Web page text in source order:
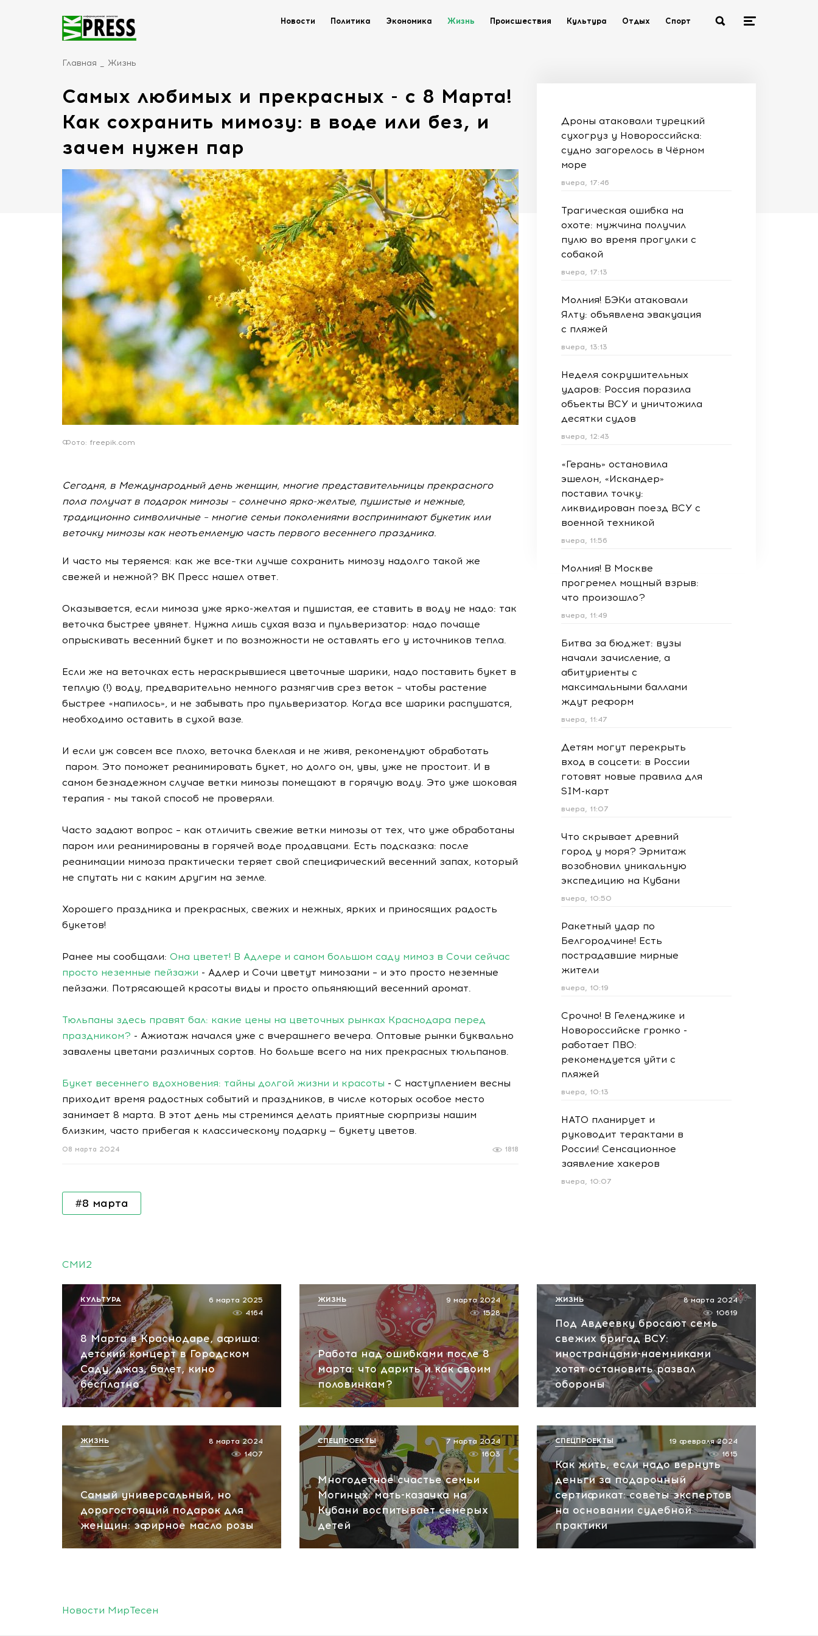
Новости Политика Экономика Жизнь Происшествия Культура Отдых Спорт
Главная Жизнь
Самых любимых и прекрасных - с 8 Марта!
Как сохранить мимозу: в воде или без, и
зачем нужен пар
Фото: freepik.com
Сегодня, в Международный день женщин, многие представительницы прекрасного
пола получат в подарок мимозы – солнечно ярко-желтые, пушистые и нежные,
традиционно символичные – многие семьи поколениями воспринимают букетик или
веточку мимозы как неотъемлемую часть первого весеннего праздника.
И часто мы теряемся: как же все-тки лучше сохранить мимозу надолго такой же
свежей и нежной? ВК Пресс нашел ответ.
Оказывается, если мимоза уже ярко-желтая и пушистая, ее ставить в воду не надо: так
веточка быстрее увянет. Нужна лишь сухая ваза и пульверизатор: надо почаще
опрыскивать весенний букет и по возможности не оставлять его у источников тепла.
Если же на веточках есть нераскрывшиеся цветочные шарики, надо поставить букет в
теплую (!) воду, предварительно немного размягчив срез веток – чтобы растение
быстрее «напилось», и не забывать про пульверизатор. Когда все шарики распушатся,
необходимо оставить в сухой вазе.
И если уж совсем все плохо, веточка блеклая и не живя, рекомендуют обработать
паром. Это поможет реанимировать букет, но долго он, увы, уже не простоит. И в
самом безнадежном случае ветки мимозы помещают в горячую воду. Это уже шоковая
терапия - мы такой способ не проверяли.
Часто задают вопрос – как отличить свежие ветки мимозы от тех, что уже обработаны
паром или реанимированы в горячей воде продавцами. Есть подсказка: после
реанимации мимоза практически теряет свой специфический весенний запах, который
не спутать ни с каким другим на земле.
Хорошего праздника и прекрасных, свежих и нежных, ярких и приносящих радость
букетов!
Ранее мы сообщали: Она цветет! В Адлере и самом большом саду мимоз в Сочи сейчас
просто неземные пейзажи - Адлер и Сочи цветут мимозами – и это просто неземные
пейзажи. Потрясающей красоты виды и просто опьяняющий весенний аромат.
Тюльпаны здесь правят бал: какие цены на цветочных рынках Краснодара перед
праздником? - Ажиотаж начался уже с вчерашнего вечера. Оптовые рынки буквально
завалены цветами различных сортов. Но больше всего на них прекрасных тюльпанов.
Букет весеннего вдохновения: тайны долгой жизни и красоты - С наступлением весны
приходит время радостных событий и праздников, в числе которых особое место
занимает 8 марта. В этот день мы стремимся делать приятные сюрпризы нашим
близким, часто прибегая к классическому подарку — букету цветов.
1818
08 марта 2024
#8 марта
Дроны атаковали турецкий
сухогруз у Новороссийска:
судно загорелось в Чёрном
море
вчера, 17:46
Трагическая ошибка на
охоте: мужчина получил
пулю во время прогулки с
собакой
вчера, 17:13
Молния! БЭКи атаковали
Ялту: объявлена эвакуация
с пляжей
вчера, 13:13
Неделя сокрушительных
ударов: Россия поразила
объекты ВСУ и уничтожила
десятки судов
вчера, 12:43
«Герань» остановила
эшелон, «Искандер»
поставил точку:
ликвидирован поезд ВСУ с
военной техникой
вчера, 11:56
Молния! В Москве
прогремел мощный взрыв:
что произошло?
вчера, 11:49
Битва за бюджет: вузы
начали зачисление, а
абитуриенты с
максимальными баллами
ждут реформ
вчера, 11:47
Детям могут перекрыть
вход в соцсети: в России
готовят новые правила для
SIM-карт
вчера, 11:07
Что скрывает древний
город у моря? Эрмитаж
возобновил уникальную
экспедицию на Кубани
вчера, 10:50
Ракетный удар по
Белгородчине! Есть
пострадавшие мирные
жители
вчера, 10:19
Срочно! В Геленджике и
Новороссийске громко -
работает ПВО:
рекомендуется уйти с
пляжей
вчера, 10:13
НАТО планирует и
руководит терактами в
России! Сенсационное
заявление хакеров
вчера, 10:07
СМИ2
8 Марта в Краснодаре, афиша:
детский концерт в Городском
Саду, джаз, балет, кино
бесплатно
6 марта 2025
4164
КУЛЬТУРА
Работа над ошибками после 8
марта: что дарить и как своим
половинкам?
9 марта 2024
1528
ЖИЗНЬ
Под Авдеевку бросают семь
свежих бригад ВСУ:
иностранцами-наемниками
хотят остановить развал
обороны
8 марта 2024
10619
ЖИЗНЬ
Самый универсальный, но
дорогостоящий подарок для
женщин: эфирное масло розы
8 марта 2024
1407
ЖИЗНЬ
Многодетное счастье семьи
Могиных: мать-казачка на
Кубани воспитывает семерых
детей
7 марта 2024
1603
СПЕЦПРОЕКТЫ
Как жить, если надо вернуть
деньги за подарочный
сертификат: советы экспертов
на основании судебной
практики
19 февраля 2024
1615
СПЕЦПРОЕКТЫ
Новости МирТесен